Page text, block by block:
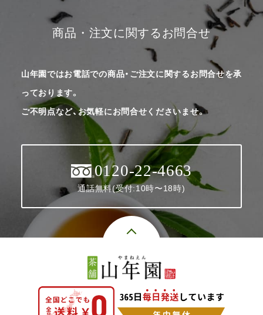
商品・注文に関するお問合せ
山年園ではお電話での商品・ご注文に関するお問合せを承
っております。
ご不明点など、お気軽にお問合せくださいませ。
0120-22-4663
通話無料(受付:10時〜18時)